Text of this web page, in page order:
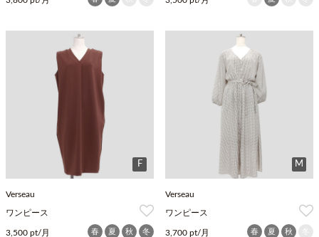
F
Verseau
ワンピース
3,500 pt/月 春 夏 秋 冬
M
Verseau
ワンピース
3,700 pt/月 春 夏 秋